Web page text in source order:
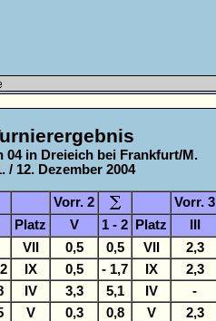
04 in Dreieich bei Frankfurt/M.
/ 12. Dezember 2004
Vorr. 2 Vorr. 3
Platz V 1 - 2 Platz
VII 0,5 0,5 VII 2,3
IX 0,5 - 1,7 IX 2,3
IV 3,3 5,1 IV -
V 0,3 0,8 V 2,3